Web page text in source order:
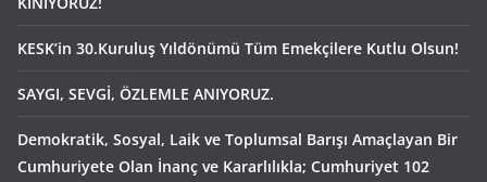
KESK’in 30.Kuruluş Yıldönümü Tüm Emekçilere Kutlu Olsun!
SAYGI, SEVGİ, ÖZLEMLE ANIYORUZ.
Demokratik, Sosyal, Laik ve Toplumsal Barışı Amaçlayan Bir
Cumhuriyete Olan İnanç ve Kararlılıkla; Cumhuriyet 102